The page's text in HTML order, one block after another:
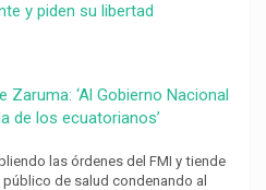
y piden su libertad
Zaruma: ‘Al Gobierno Nacional
de los ecuatorianos’
las órdenes del FMI y tiende
de salud condenando al